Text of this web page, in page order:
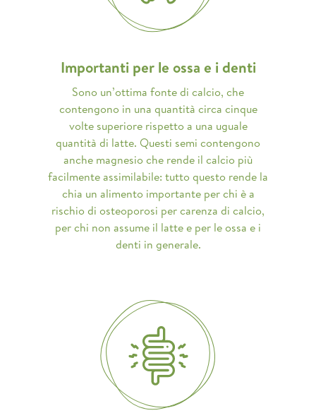
Importanti per le ossa e i denti
Sono un’ottima fonte di calcio, che
contengono in una quantità circa cinque
volte superiore rispetto a una uguale
quantità di latte. Questi semi contengono
anche magnesio che rende il calcio più
facilmente assimilabile: tutto questo rende la
chia un alimento importante per chi è a
rischio di osteoporosi per carenza di calcio,
per chi non assume il latte e per le ossa e i
denti in generale.